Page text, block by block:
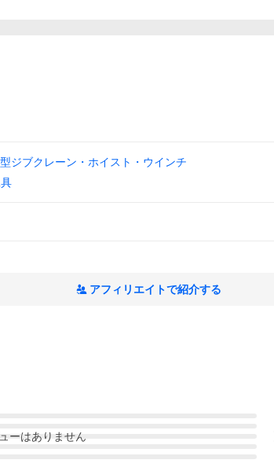
ジブクレーン・ホイスト・ウインチ
アフィリエイトで紹介する
ーはありません